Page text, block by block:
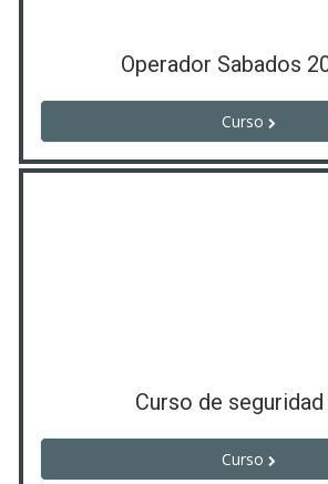
Operador Sabados
Curso
Curso de
Curso